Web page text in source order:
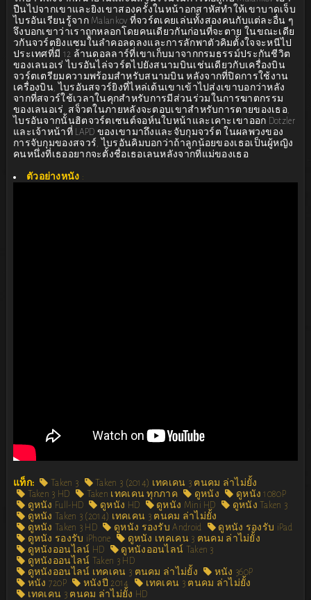
ปืนไปจากเขาและยิงเขาสองครั้งในหน้าอกสาหัสทำให้เขาบาดเจ็บ
ไบรอันเรียนรู้จาก Malankov ที่จวร์ตเคยเล่นทั้งสองคนกับแต่ละอื่น ๆ
จึงบอกเขาว่าเราถูกหลอกโดยคนเดียวกันก่อนที่จะตาย ในขณะเดีย
วกันจวร์ตยิงแซมในลำคอลดลงและการลักพาตัวคิมตั้งใจจะหนีไป
ประเทศที่มี 12 ล้านดอลลาร์ที่เขาเก็บมาจากกรมธรรม์ประกันชีวิต
ของเลนอเร่ ไบรอันไล่จวร์ตไปยังสนามบินเช่นเดียวกับเครื่องบิน
จวร์ตเตรียมความพร้อมสำหรับสนามบิน หลังจากที่ปิดการใช้งาน
เครื่องบิน, ไบรอันสจวร์ยิงที่ไหล่เต้นเขาเข้าไปส่งเขาบอกว่าหลัง
จากที่สจวร์ใช้เวลาในคุกสำหรับการมีส่วนร่วมในการฆาตกรรม
ของเลนอเร่, สจ็วตในภายหลังจะตอบเขาสำหรับการตายของเธอ,
ไบรอันจากนั้นฮิตจวร์ตเซนต์จอห์นใบหน้าและเคาะเขาออก Dotzler
และเจ้าหน้าที่ LAPD ของเขามาถึงและจับกุมจวร์ต ในผลพวงของ
การจับกุมของสจวร์, ไบรอันคิมบอกว่าถ้าลูกน้อยของเธอเป็นผู้หญิง
คนหนึ่งที่เธออยากจะตั้งชื่อเธอเลนหลังจากที่แม่ของเธอ
ตัวอย่างหนัง :
แท็ก: Taken 3
Taken 3 (2014) เทคเคน 3 ฅนคม ล่าไม่ยั้ง
Taken 3 HD
Taken เทคเคน ทุกภาค ดูหนัง
ดูหนัง 1080P
ดูหนัง Full-HD
ดูหนัง HD ดูหนัง Mini HD
ดูหนัง Taken 3
ดูหนัง Taken 3 (2014) เทคเคน 3 ฅนคม ล่าไม่ยั้ง
ดูหนัง Taken 3 HD
ดูหนัง รองรับ Android
ดูหนัง รองรับ iPad
ดูหนัง รองรับ iPhone
ดูหนัง เทคเคน 3 ฅนคม ล่าไม่ยั้ง
ดูหนังออนไลน์ HD
ดูหนังออนไลน์ Taken 3
ดูหนังออนไลน์ Taken 3 HD
ดูหนังออนไลน์ เทคเคน 3 ฅนคม ล่าไม่ยั้ง
หนัง 360P
หนัง 720P
หนังปี 2014
เทคเคน 3 ฅนคม ล่าไม่ยั้ง
เทคเคน 3 ฅนคม ล่าไม่ยั้ง HD